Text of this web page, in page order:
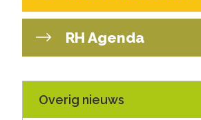
RH Agenda
Overig nieuws